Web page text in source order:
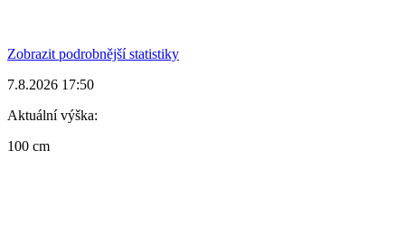
Zobrazit podrobnější statistiky
7.8.2026 17:50
Aktuální výška:
100 cm